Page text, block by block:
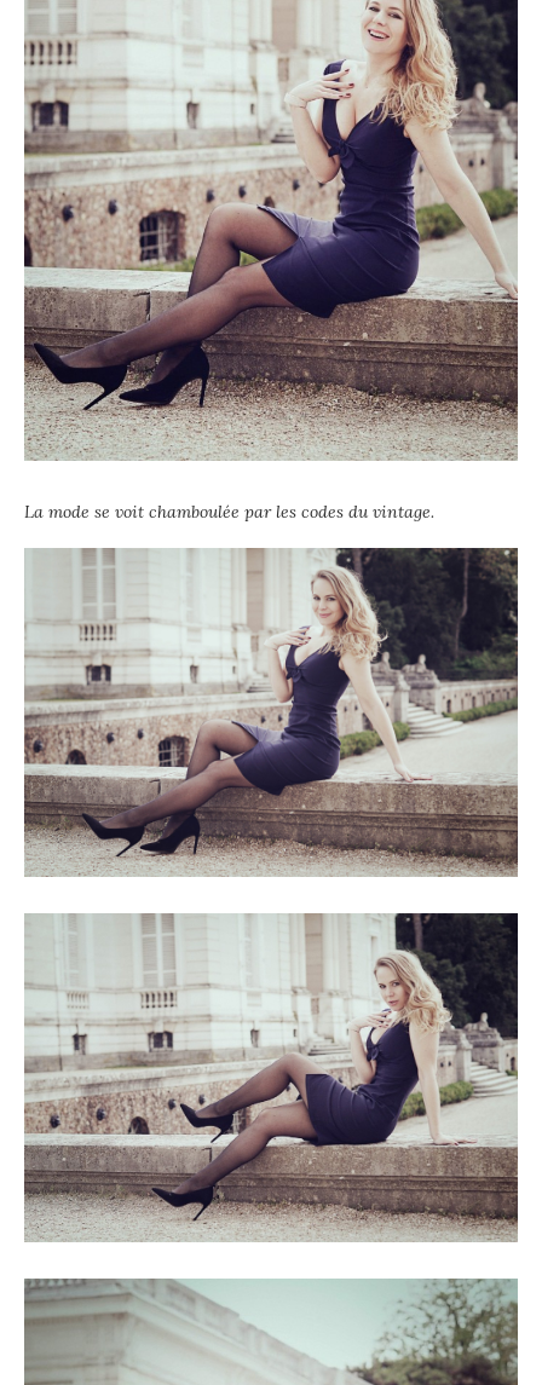
La mode se voit chamboulée par les codes du vintage.